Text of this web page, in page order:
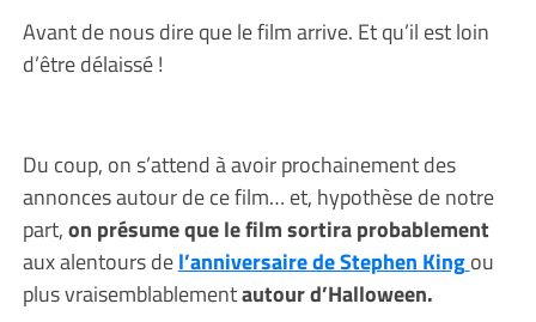
Avant de nous dire que le film arrive. Et qu’il est loin
d’être délaissé !
Du coup, on s’attend à avoir prochainement des
annonces autour de ce film… et, hypothèse de notre
part,on présume que le film sortira probablement
aux alentours del’anniversaire de Stephen Kingou
plus vraisemblablementautour d’Halloween.